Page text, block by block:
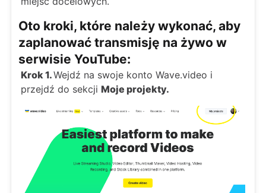
Oto kroki, które należy wykonać, aby
zaplanować transmisję na żywo w
serwisie YouTube:
Krok 1.Wejdź na swoje konto Wave.video i
przejdź do sekcji Moje projekty.